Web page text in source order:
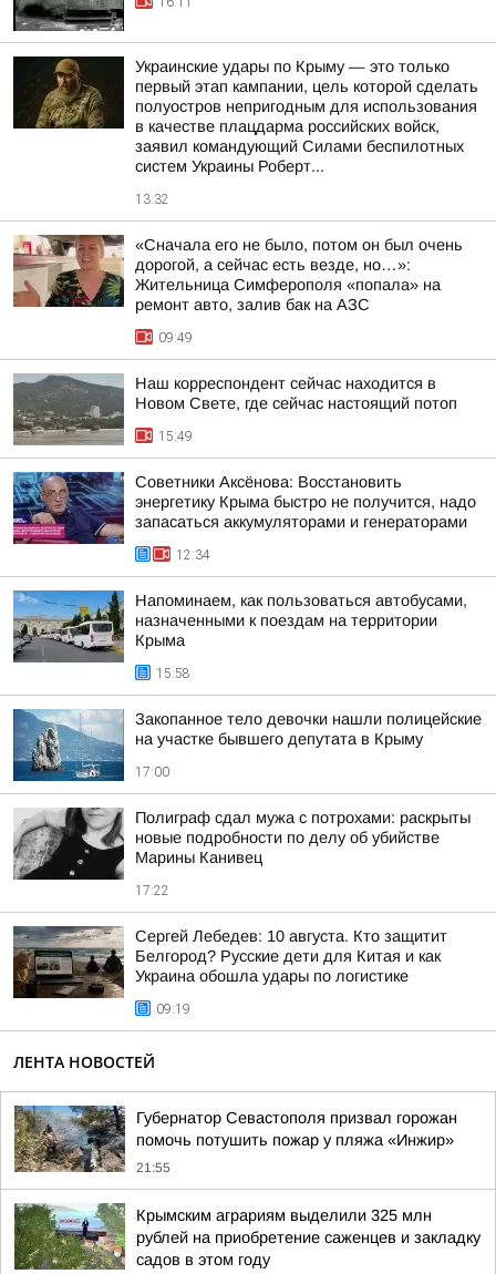
Украинские удары по Крыму — это только
первый этап кампании, цель которой сделать
полуостров непригодным для использования
в качестве плацдарма российских войск,
заявил командующий Силами беспилотных
систем Украины Роберт...
13:32
«Сначала его не было, потом он был очень
дорогой, а сейчас есть везде, но…»:
Жительница Симферополя «попала» на
ремонт авто, залив бак на АЗС
09:49
Наш корреспондент сейчас находится в
Новом Свете, где сейчас настоящий потоп
15:49
Советники Аксёнова: Восстановить
энергетику Крыма быстро не получится, надо
запасаться аккумуляторами и генераторами
12:34
Напоминаем, как пользоваться автобусами,
назначенными к поездам на территории
Крыма
15:58
Закопанное тело девочки нашли полицейские
на участке бывшего депутата в Крыму
17:00
Полиграф сдал мужа с потрохами: раскрыты
новые подробности по делу об убийстве
Марины Канивец
17:22
Сергей Лебедев: 10 августа. Кто защитит
Белгород? Русские дети для Китая и как
Украина обошла удары по логистике
09:19
ЛЕНТА НОВОСТЕЙ
Губернатор Севастополя призвал горожан
помочь потушить пожар у пляжа «Инжир»
21:55
Крымским аграриям выделили 325 млн
рублей на приобретение саженцев и закладку
садов в этом году